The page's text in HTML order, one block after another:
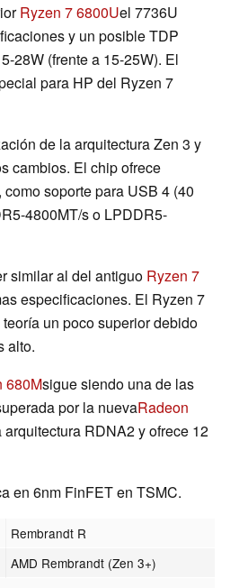
Ryzen 7 6800Uel 7736U
y un posible TDP
28W (frente a 15-25W). El
para HP del Ryzen 7
de la arquitectura Zen 3 y
cambios. El chip ofrece
soporte para USB 4 (40
4800MT/s o LPDDR5-
similar al del antiguo Ryzen 7
especificaciones. El Ryzen 7
un poco superior debido
alto.
680Msigue siendo una de las
por la nuevaRadeon
RDNA2 y ofrece 12
en 6nm FinFET en TSMC.
Rembrandt R
AMD Rembrandt (Zen 3+)